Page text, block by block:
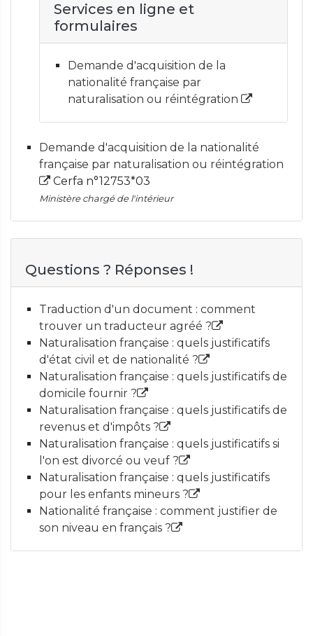
Services en ligne et
formulaires
Demande d'acquisition de la
nationalité française par
naturalisation ou réintégration
Demande d'acquisition de la nationalité
française par naturalisation ou réintégration
Cerfa n°12753*03
Ministère chargé de l'intérieur
Questions ? Réponses !
Traduction d'un document : comment
trouver un traducteur agréé ?
Naturalisation française : quels justificatifs
d'état civil et de nationalité ?
Naturalisation française : quels justificatifs de
domicile fournir ?
Naturalisation française : quels justificatifs de
revenus et d'impôts ?
Naturalisation française : quels justificatifs si
l'on est divorcé ou veuf ?
Naturalisation française : quels justificatifs
pour les enfants mineurs ?
Nationalité française : comment justifier de
son niveau en français ?